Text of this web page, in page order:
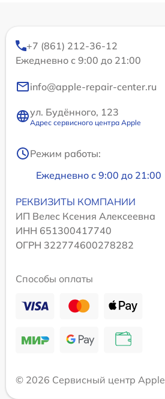
+7 (861) 212-36-12
Ежедневно с 9:00 до 21:00
info@apple-repair-center.ru
ул. Будённого, 123
Адрес сервисного центра Apple
Режим работы:
Ежедневно с 9:00 до 21:00
РЕКВИЗИТЫ КОМПАНИИ
ИП Велес Ксения Алексеевна
ИНН 651300417740
ОГРН 322774600278282
Способы оплаты
© 2026 Сервисный центр Apple